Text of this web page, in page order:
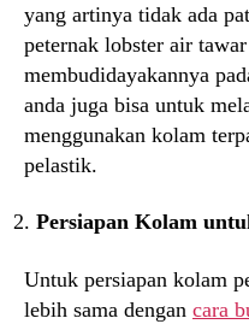
yang artinya tidak ada
peternak lobster air
membudidayakannya
anda juga bisa untuk
menggunakan kolam
pelastik.
Persiapan Kolam
Untuk persiapan kolam
lebih sama dengan cara